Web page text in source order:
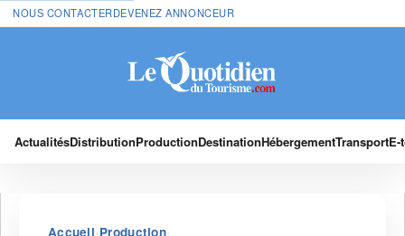
NOUS CONTACTERDEVENEZ ANNONCEUR
ActualitésDistributionProductionDestinationHébergementTransport
Accueil›Production›